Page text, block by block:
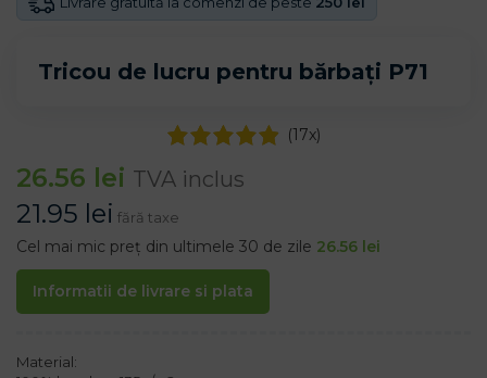
Tricou de lucru pentru bărbați P71
(17x)
26.56 lei TVA inclus
21.95 lei fără taxe
Cel mai mic preț din ultimele 30 de zile 26.56 lei
Informatii de livrare si plata
Material: